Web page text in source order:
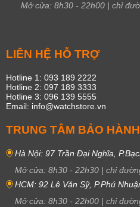
Mở cửa: 8h30 - 22h00 | chỉ
LIÊN HỆ HỖ TRỢ
Hotline 1: 093 189 2222
Hotline 2: 097 189 3333
Hotline 3: 096 139 5555
Email: info@watchstore.vn
TRUNG TÂM BẢO HÀNH
Hà Nội: 97 Trần Đại Nghĩa,
Mở cửa: 8h30 - 22h30 | chỉ
HCM: 92 Lê Văn Sỹ, P.Phú
Mở cửa: 8h30 - 22h00 | chỉ